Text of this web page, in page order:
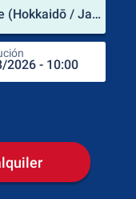
Nuevo Aeropuerto de Chitose (Hokkaidō / Japón)